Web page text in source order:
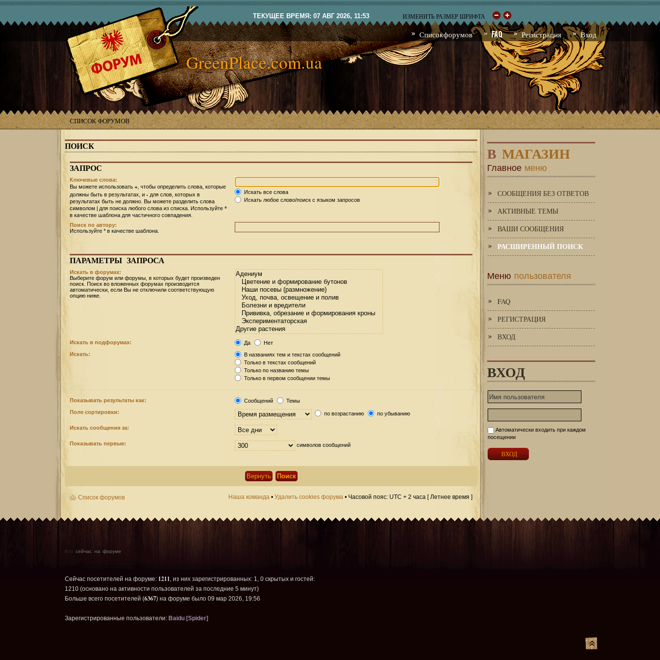
ТЕКУЩЕЕ ВРЕМЯ: 07 АВГ 2026, 11:53 ИЗМЕНИТЬ РАЗМЕР ШРИФТА
Список форумов FAQ Регистрация Вход
GreenPlace.com.ua
СПИСОК ФОРУМОВ
ПОИСК
ЗАПРОС
Ключевые слова:
Вы можете использовать + , чтобы определить слова, которые
должны быть в результатах, и - для слов, которых в
результатах быть не должно. Вы можете разделить слова
символом | для поиска любого слова из списка. Используйте *
в качестве шаблона для частичного совпадения.
Искать все слова
Искать любое слово/поиск с языком запросов
Поиск по автору:
Используйте * в качестве шаблона.
ПАРАМЕТРЫ ЗАПРОСА
Искать в форумах:
Выберите форум или форумы, в которых будет произведен
поиск. Поиск во вложенных форумах производится
автоматически, если Вы не отключили соответствующую
опцию ниже.
Искать в подфорумах: Да
Нет
Искать:
В названиях тем и текстах сообщений
Только в текстах сообщений
Только по названию темы
Только в первом сообщении темы
Показывать результаты как: Сообщений
Темы
Поле сортировки:
по возрастанию по убыванию
Искать сообщения за:
Показывать первые: символов сообщений
Список форумов Наша команда • Удалить cookies форума • Часовой пояс: UTC + 2 часа [ Летнее время ]
В МАГАЗИН
Главное меню
СООБЩЕНИЯ БЕЗ ОТВЕТОВ
АКТИВНЫЕ ТЕМЫ
ВАШИ СООБЩЕНИЯ
РАСШИРЕННЫЙ ПОИСК
Меню пользователя
FAQ
РЕГИСТРАЦИЯ
ВХОД
ВХОД
Автоматически входить при каждом
посещении
Кто сейчас на форуме
Сейчас посетителей на форуме: 1211, из них зарегистрированных: 1, 0 скрытых и гостей:
1210 (основано на активности пользователей за последние 5 минут)
Больше всего посетителей (6367) на форуме было 09 мар 2026, 19:56
Зарегистрированные пользователи: Baidu [Spider]